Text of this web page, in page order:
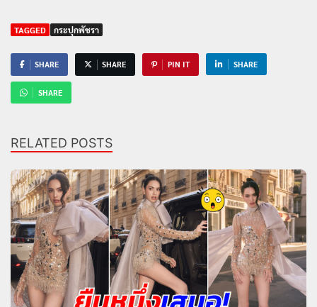
TAGGED กระปุกพัชรา
SHARE SHARE PIN IT SHARE
SHARE
RELATED POSTS